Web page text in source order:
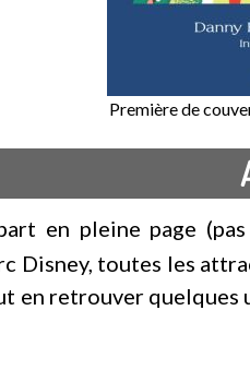
Première de
en pleine page
Disney, toutes les
en retrouver quelques